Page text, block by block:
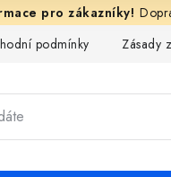
podmínky Zásady